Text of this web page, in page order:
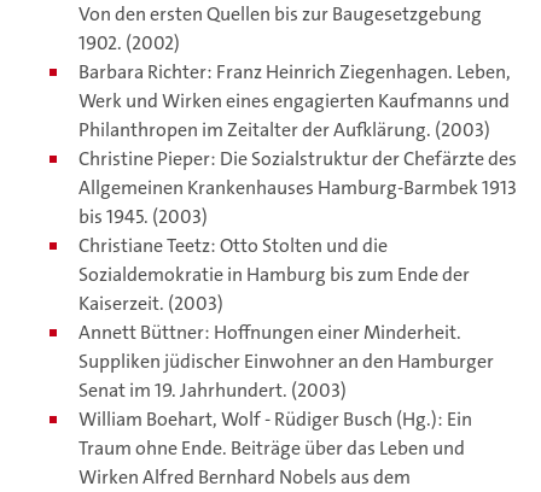
Von den ersten Quellen bis zur Baugesetzgebung
1902. (2002)
Barbara Richter: Franz Heinrich Ziegenhagen. Leben,
Werk und Wirken eines engagierten Kaufmanns und
Philanthropen im Zeitalter der Aufklärung. (2003)
Christine Pieper: Die Sozialstruktur der Chefärzte des
Allgemeinen Krankenhauses Hamburg-Barmbek 1913
bis 1945. (2003)
Christiane Teetz: Otto Stolten und die
Sozialdemokratie in Hamburg bis zum Ende der
Kaiser­zeit. (2003)
Annett Büttner: Hoffnungen einer Minderheit.
Suppliken jüdischer Einwohner an den Hambur­ger
Senat im 19. Jahrhundert. (2003)
William Boehart, Wolf - Rüdiger Busch (Hg.): Ein
Traum ohne Ende. Beiträge über das Leben und
Wirken Alfred Bernhard Nobels aus dem